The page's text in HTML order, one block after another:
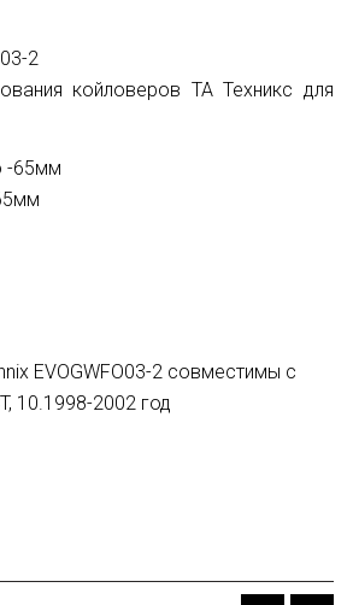
2
койловеров ТА Техникс для
-65мм
EVOGWFO03-2 совместимы с
10.1998-2002 год